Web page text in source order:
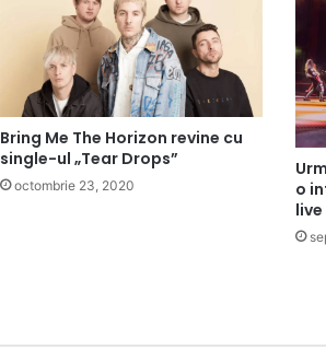
Bring Me The Horizon revine cu
single-ul „Tear Drops”
octombrie 23, 2020
o
live